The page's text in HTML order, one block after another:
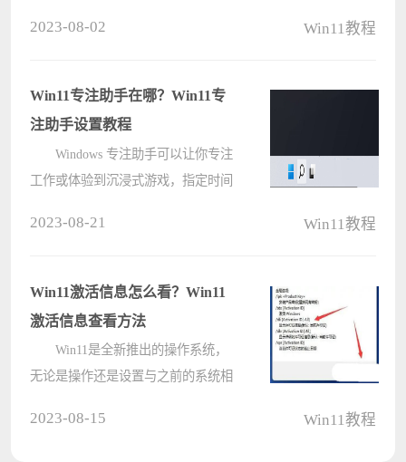
要退出，应该怎么操作呢？相信这些
问题????
2023-08-02 Win11教程
Win11专注助手在哪？Win11专
注助手设置教程
Windows 专注助手可以让你专注
工作或体验到沉浸式游戏，指定时间
来看看吧。 Win11专注助手设
置????
2023-08-21 Win11教程
Win11激活信息怎么看？Win11
激活信息查看方法
Win11是全新推出的操作系统，
无论是操作还是设置与之前的系统相
2023-08-15 Win11教程